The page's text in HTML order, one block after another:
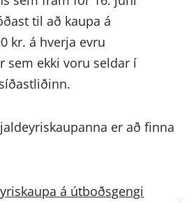
til að kaupa á
kr. á hverja evru
sem ekki voru seldar í
er að finna
á útboðsgengi